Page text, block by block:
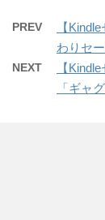
PREV
【
わりセ
NEXT
【
「ギャ